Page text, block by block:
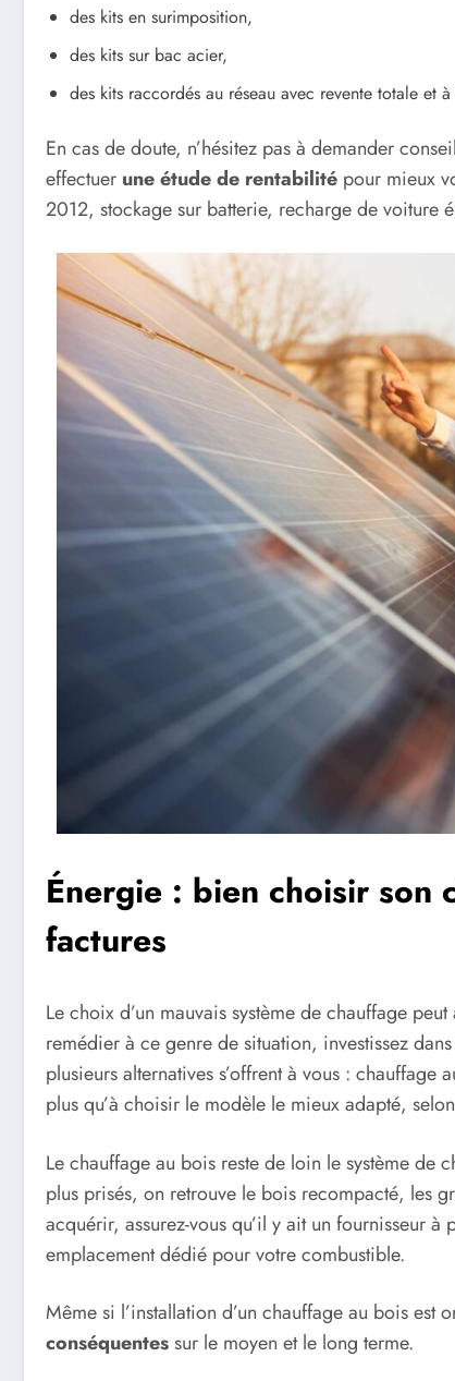
des kits en surimposition,
des kits sur bac acier,
des kits raccordés au réseau avec revente totale et
En cas de doute, n’hésitez pas à demander
effectuer une étude de rentabilité pour mieux
2012, stockage sur batterie, recharge de voiture
Énergie : bien choisir son
factures
Le choix d’un mauvais système de chauffage
remédier à ce genre de situation, investissez
plusieurs alternatives s’offrent à vous :
plus qu’à choisir le modèle le mieux adapté,
Le chauffage au bois reste de loin le système de
plus prisés, on retrouve le bois recompacté, les
acquérir, assurez-vous qu’il y ait un fournisseur
emplacement dédié pour votre combustible.
Même si l’installation d’un chauffage au bois est
conséquentessur le moyen et le long terme.